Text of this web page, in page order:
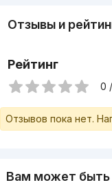
Отзывы и
Рейтинг
0
Отзывов пока нет.
Вам может быть